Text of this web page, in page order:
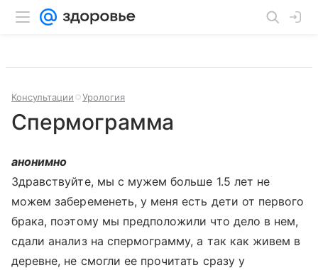
Консультации Урология
Спермограмма
анонимно
Здравствуйте, мы с мужем больше 1.5 лет не
можем забеременеть, у меня есть дети от первого
брака, поэтому мы предположили что дело в нем,
сдали анализ на спермограмму, а так как живем в
деревне, не смогли ее прочитать сразу у